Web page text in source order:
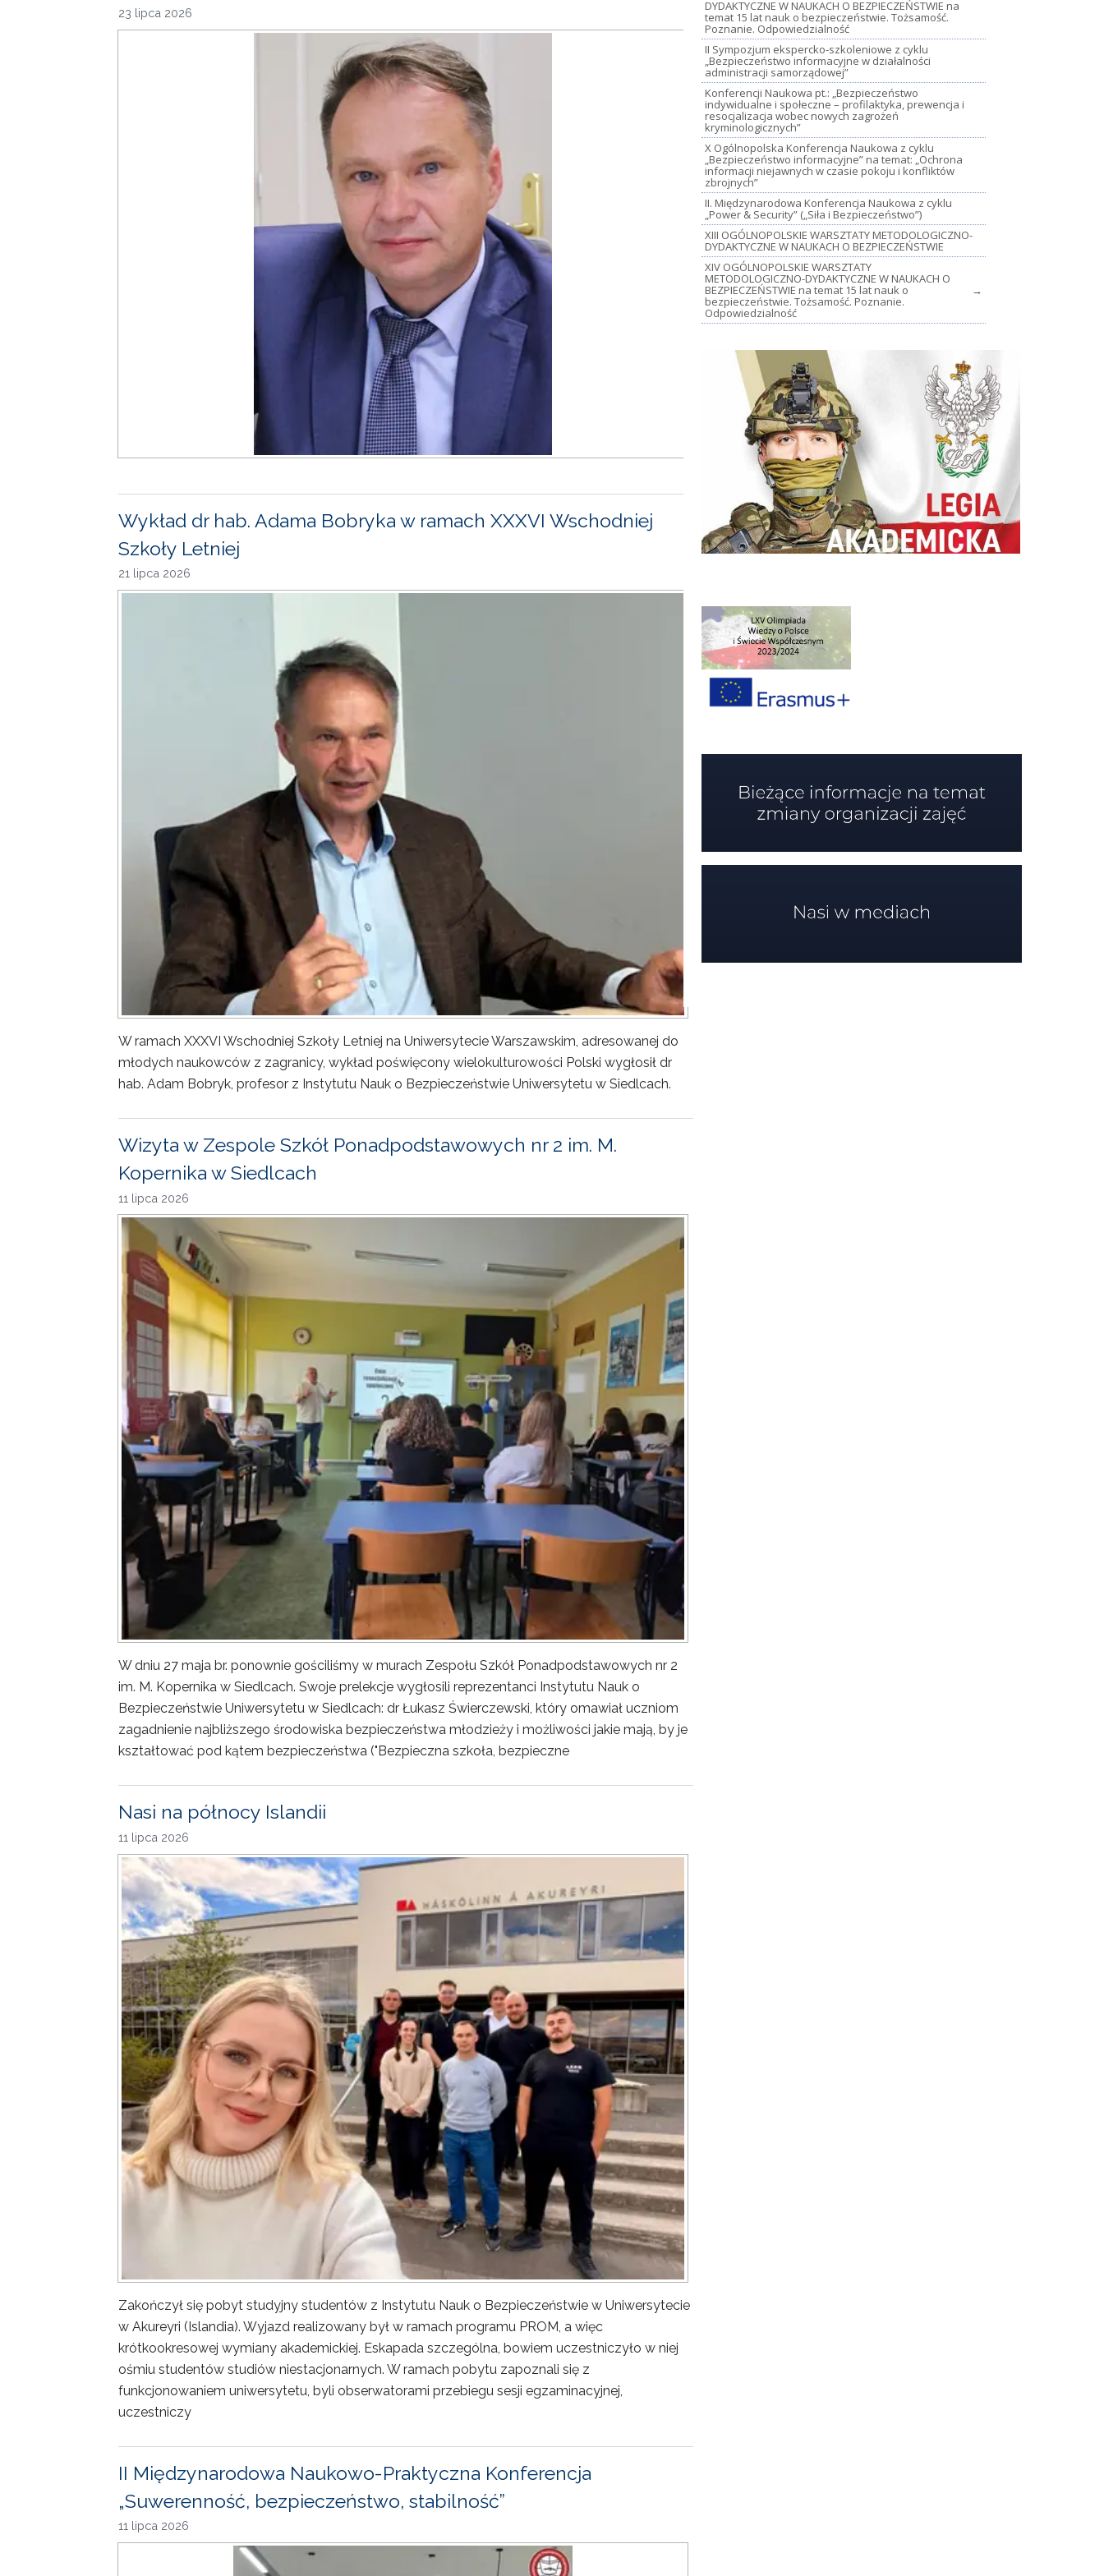
23 lipca 2026
Wykład dr hab. Adama Bobryka w ramach XXXVI Wschodniej
Szkoły Letniej
21 lipca 2026
W ramach XXXVI Wschodniej Szkoły Letniej na Uniwersytecie Warszawskim, adresowanej do
młodych naukowców z zagranicy, wykład poświęcony wielokulturowości Polski wygłosił dr
hab. Adam Bobryk, profesor z Instytutu Nauk o Bezpieczeństwie Uniwersytetu w Siedlcach.
Wizyta w Zespole Szkół Ponadpodstawowych nr 2 im. M.
Kopernika w Siedlcach
11 lipca 2026
W dniu 27 maja br. ponownie gościliśmy w murach Zespołu Szkół Ponadpodstawowych nr 2
im. M. Kopernika w Siedlcach. Swoje prelekcje wygłosili reprezentanci Instytutu Nauk o
Bezpieczeństwie Uniwersytetu w Siedlcach: dr Łukasz Świerczewski, który omawiał uczniom
zagadnienie najbliższego środowiska bezpieczeństwa młodzieży i możliwości jakie mają, by je
kształtować pod kątem bezpieczeństwa ("Bezpieczna szkoła, bezpieczne
Nasi na północy Islandii
11 lipca 2026
Zakończył się pobyt studyjny studentów z Instytutu Nauk o Bezpieczeństwie w Uniwersytecie
w Akureyri (Islandia). Wyjazd realizowany był w ramach programu PROM, a więc
krótkookresowej wymiany akademickiej. Eskapada szczególna, bowiem uczestniczyło w niej
ośmiu studentów studiów niestacjonarnych. W ramach pobytu zapoznali się z
funkcjonowaniem uniwersytetu, byli obserwatorami przebiegu sesji egzaminacyjnej,
uczestniczy
II Międzynarodowa Naukowo-Praktyczna Konferencja
„Suwerenność, bezpieczeństwo, stabilność”
11 lipca 2026
DYDAKTYCZNE W NAUKACH O BEZPIECZEŃSTWIE na
temat 15 lat nauk o bezpieczeństwie. Tożsamość.
Poznanie. Odpowiedzialność
II Sympozjum ekspercko-szkoleniowe z cyklu
„Bezpieczeństwo informacyjne w działalności
administracji samorządowej”
Konferencji Naukowa pt.: „Bezpieczeństwo
indywidualne i społeczne – profilaktyka, prewencja i
resocjalizacja wobec nowych zagrożeń
kryminologicznych”
X Ogólnopolska Konferencja Naukowa z cyklu
„Bezpieczeństwo informacyjne” na temat: „Ochrona
informacji niejawnych w czasie pokoju i konfliktów
zbrojnych”
II. Międzynarodowa Konferencja Naukowa z cyklu
„Power & Security” („Siła i Bezpieczeństwo”)
XIII OGÓLNOPOLSKIE WARSZTATY METODOLOGICZNO-
DYDAKTYCZNE W NAUKACH O BEZPIECZEŃSTWIE
XIV OGÓLNOPOLSKIE WARSZTATY
METODOLOGICZNO-DYDAKTYCZNE W NAUKACH O
BEZPIECZEŃSTWIE na temat 15 lat nauk o
bezpieczeństwie. Tożsamość. Poznanie.
Odpowiedzialność
→